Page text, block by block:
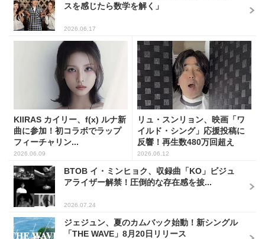
スを感じたら数学を解く」
2026.06.17
KIIRAS カイリー、f(x) ルナ新
曲に参加！初コラボでラップ
フィーチャリン...
2026.06.09
リュ・スンリョン、映画「ワ
イルド・シング」応援投稿に
反響！再生数480万回超え
2026.06.12
BTOB イ・ミンヒョク、収録曲「KO」ビジュ
アライザー解禁！圧倒的な存在感を披...
2026.07.24
ジェジュン、夏のカムバック始動！新シングル
「THE WAVE」8月20日リリース